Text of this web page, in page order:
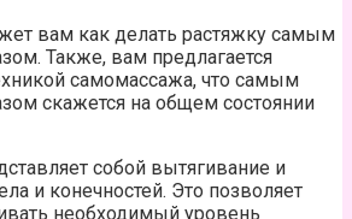
вам как делать растяжку самым
Также, вам предлагается
самомассажа, что самым
скажется на общем состоянии
собой вытягивание и
и конечностей. Это позволяет
необходимый уровень